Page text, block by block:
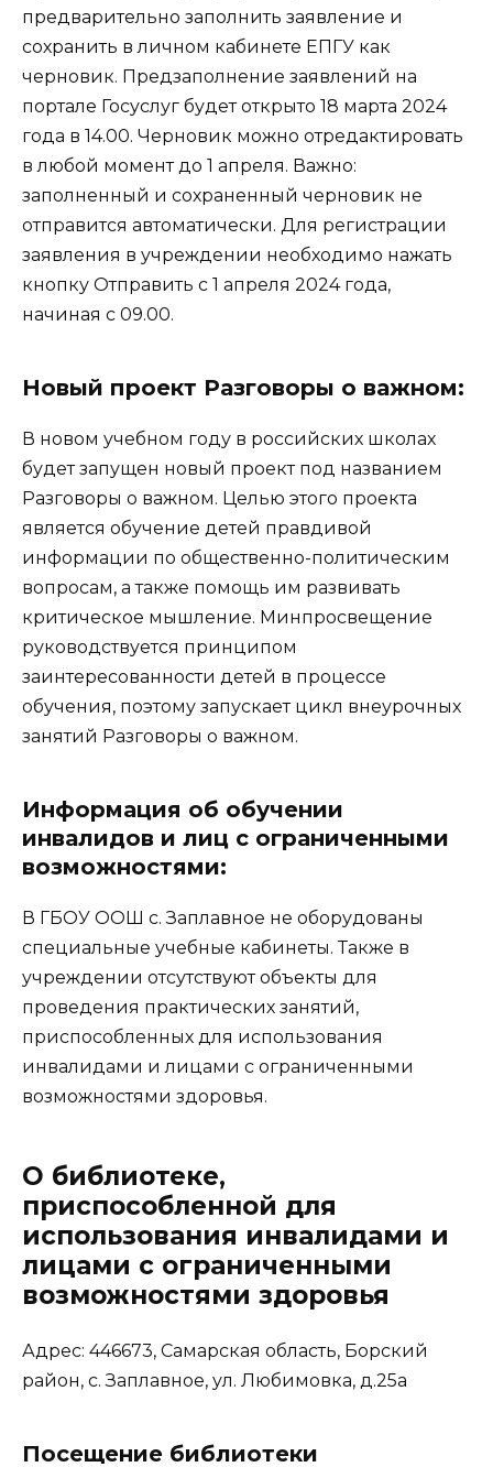
предварительно заполнить заявление и
сохранить в личном кабинете ЕПГУ как
черновик. Предзаполнение заявлений на
портале Госуслуг будет открыто 18 марта 2024
года в 14.00. Черновик можно отредактировать
в любой момент до 1 апреля. Важно:
заполненный и сохраненный черновик не
отправится автоматически. Для регистрации
заявления в учреждении необходимо нажать
кнопку Отправить с 1 апреля 2024 года,
начиная с 09.00.
Новый проект Разговоры о важном:
В новом учебном году в российских школах
будет запущен новый проект под названием
Разговоры о важном. Целью этого проекта
является обучение детей правдивой
информации по общественно-политическим
вопросам, а также помощь им развивать
критическое мышление. Минпросвещение
руководствуется принципом
заинтересованности детей в процессе
обучения, поэтому запускает цикл внеурочных
занятий Разговоры о важном.
Информация об обучении
инвалидов и лиц с ограниченными
возможностями:
В ГБОУ ООШ с. Заплавное не оборудованы
специальные учебные кабинеты. Также в
учреждении отсутствуют объекты для
проведения практических занятий,
приспособленных для использования
инвалидами и лицами с ограниченными
возможностями здоровья.
О библиотеке,
приспособленной для
использования инвалидами и
лицами с ограниченными
возможностями здоровья
Адрес: 446673, Самарская область, Борский
район, с. Заплавное, ул. Любимовка, д.25а
Посещение библиотеки